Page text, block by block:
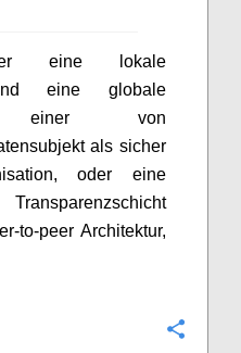
eine lokale
und eine globale
einer von
als sicher
oder eine
to-peer Architektur,